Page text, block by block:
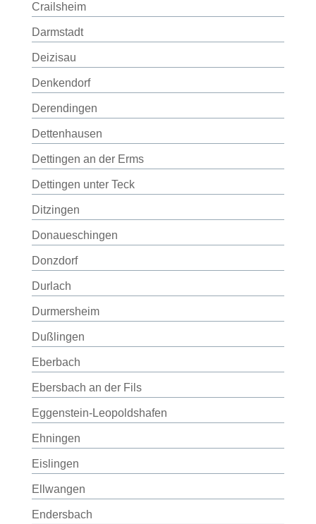
Crailsheim
Darmstadt
Deizisau
Denkendorf
Derendingen
Dettenhausen
Dettingen an der Erms
Dettingen unter Teck
Ditzingen
Donaueschingen
Donzdorf
Durlach
Durmersheim
Dußlingen
Eberbach
Ebersbach an der Fils
Eggenstein-Leopoldshafen
Ehningen
Eislingen
Ellwangen
Endersbach